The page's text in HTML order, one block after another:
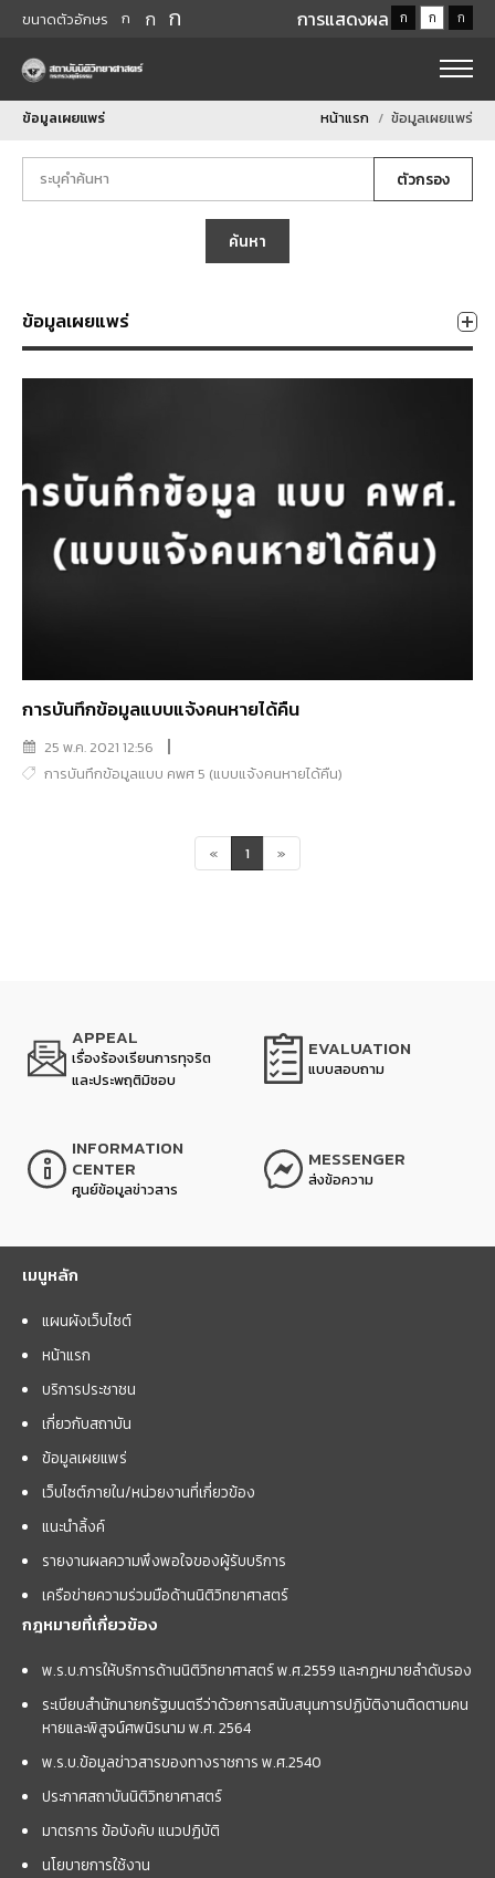
ขนาดตัวอักษร ก ก ก การแสดงผล ก ก ก
ข้อมูลเผยแพร่ หน้าแรก ข้อมูลเผยแพร่
ตัวกรอง
ค้นหา
ข้อมูลเผยแพร่
การบันทึกข้อมูลแบบแจ้งคนหายได้คืน
25 พ.ค. 2021 12:56
การบันทึกข้อมูลแบบ คพศ 5 (แบบแจ้งคนหายได้คืน)
« 1 »
APPEAL
เรื่องร้องเรียนการทุจริต
และประพฤติมิชอบ
EVALUATION
แบบสอบถาม
INFORMATION
CENTER
ศูนย์ข้อมูลข่าวสาร
MESSENGER
ส่งข้อความ
เมนูหลัก
แผนผังเว็บไซต์
หน้าแรก
บริการประชาชน
เกี่ยวกับสถาบัน
ข้อมูลเผยแพร่
เว็บไซต์ภายใน/หน่วยงานที่เกี่ยวข้อง
แนะนำลิ้งค์
รายงานผลความพึงพอใจของผู้รับบริการ
เครือข่ายความร่วมมือด้านนิติวิทยาศาสตร์
กฎหมายที่เกี่ยวข้อง
พ.ร.บ.การให้บริการด้านนิติวิทยาศาสตร์ พ.ศ.2559 และกฏหมายลำดับรอง
ระเบียบสำนักนายกรัฐมนตรีว่าด้วยการสนับสนุนการปฏิบัติงานติดตามคน
หายและพิสูจน์ศพนิรนาม พ.ศ. 2564
พ.ร.บ.ข้อมูลข่าวสารของทางราชการ พ.ศ.2540
ประกาศสถาบันนิติวิทยาศาสตร์
มาตรการ ข้อบังคับ แนวปฏิบัติ
นโยบายการใช้งาน